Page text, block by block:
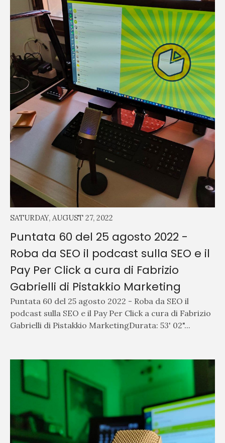
SATURDAY, AUGUST 27, 2022
Puntata 60 del 25 agosto 2022 -
Roba da SEO il podcast sulla SEO e il
Pay Per Click a cura di Fabrizio
Gabrielli di Pistakkio Marketing
Puntata 60 del 25 agosto 2022 - Roba da SEO il
podcast sulla SEO e il Pay Per Click a cura di Fabrizio
Gabrielli di Pistakkio MarketingDurata: 53' 02"...